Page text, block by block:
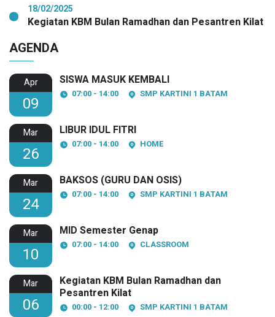
18/02/2025
Kegiatan KBM Bulan Ramadhan dan Pesantren Kilat
AGENDA
Apr
09
SISWA MASUK KEMBALI
07:00 - 14:00 SMP KARTINI 1 BATAM
Mar
26
LIBUR IDUL FITRI
07:00 - 14:00 HOME
Mar
24
BAKSOS (GURU DAN OSIS)
07:00 - 14:00 SMP KARTINI 1 BATAM
Mar
10
MID Semester Genap
07:00 - 14:00 CLASSROOM
Mar
06
Kegiatan KBM Bulan Ramadhan dan
Pesantren Kilat
00:00 - 12:00 SMP KARTINI 1 BATAM